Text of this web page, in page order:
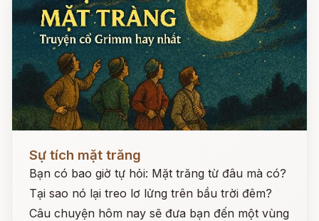
Sự tích mặt trăng
Bạn có bao giờ tự hỏi: Mặt trăng từ đâu mà có?
Tại sao nó lại treo lơ lửng trên bầu trời đêm?
Câu chuyện hôm nay sẽ đưa bạn đến một vùng